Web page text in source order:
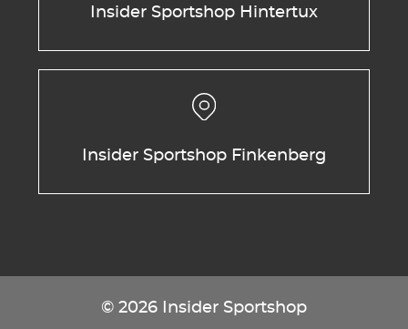
Insider Sportshop Hintertux
Insider Sportshop Finkenberg
© 2026 Insider Sportshop